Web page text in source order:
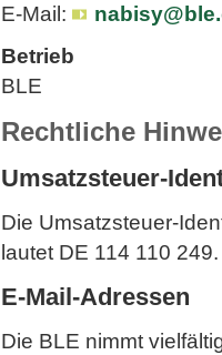
E-Mail:
Betrieb
BLE
Rechtliche
Umsatzsteuer-
Die Umsatzsteuer-
lautet DE 114 110 249.
E-Mail-Adressen
Die BLE nimmt